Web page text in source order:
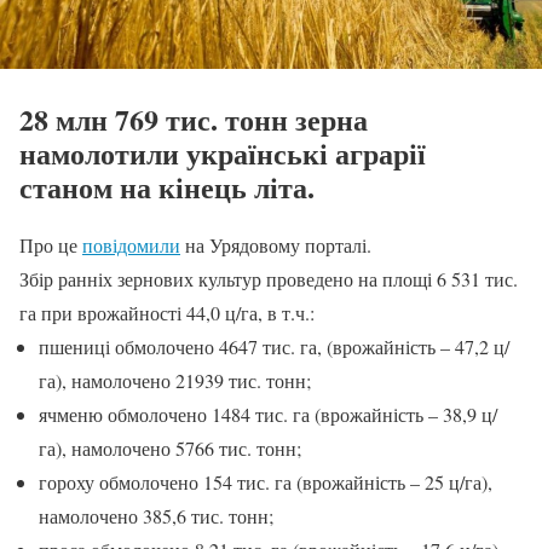
28 млн 769 тис. тонн зерна
намолотили українські аграрії
станом на кінець літа.
Про цеповідомили на Урядовому порталі.
Збір ранніх зернових культур проведено на площі 6 531 тис.
га при врожайності 44,0 ц/га, в т.ч.:
пшениці обмолочено 4647 тис. га, (врожайність – 47,2 ц/
га), намолочено 21939 тис. тонн;
ячменю обмолочено 1484 тис. га (врожайність – 38,9 ц/
га), намолочено 5766 тис. тонн;
гороху обмолочено 154 тис. га (врожайність – 25 ц/га),
намолочено 385,6 тис. тонн;